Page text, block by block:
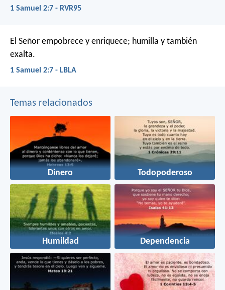
1 Samuel 2:7 - RVR95
El Señor empobrece y enriquece; humilla y también
exalta.
1 Samuel 2:7 - LBLA
Temas relacionados
Dinero Todopoderoso
Humildad Dependencia